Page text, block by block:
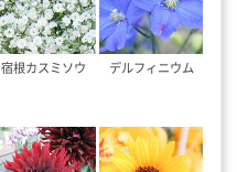
宿根カスミソウ デルフィニウム